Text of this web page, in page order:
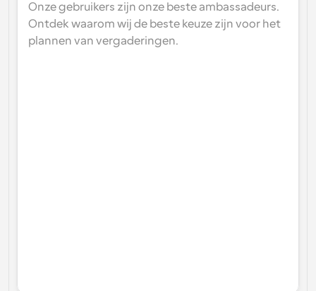
Onze gebruikers zijn onze beste ambassadeurs.
Ontdek waarom wij de beste keuze zijn voor het
plannen van vergaderingen.